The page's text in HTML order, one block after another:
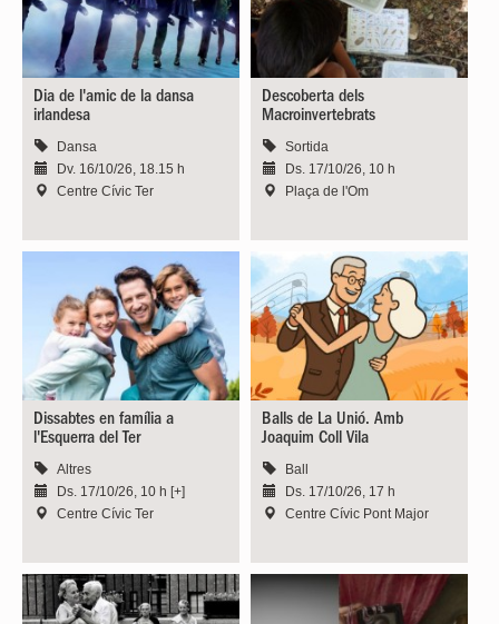
Dia de l'amic de la dansa
irlandesa
Dansa
Dv. 16/10/26, 18.15 h
Centre Cívic Ter
Descoberta dels
Macroinvertebrats
Sortida
Ds. 17/10/26, 10 h
Plaça de l'Om
Dissabtes en família a
l'Esquerra del Ter
Altres
Ds. 17/10/26, 10 h [+]
Centre Cívic Ter
Balls de La Unió. Amb
Joaquim Coll Vila
Ball
Ds. 17/10/26, 17 h
Centre Cívic Pont Major